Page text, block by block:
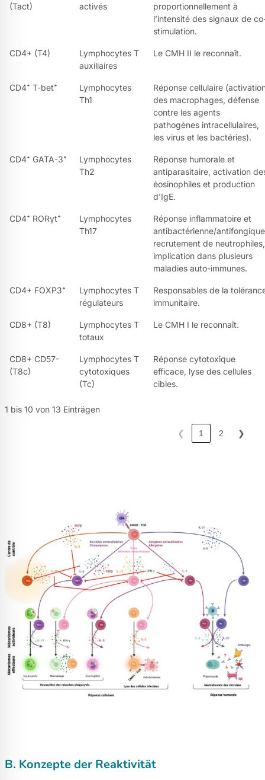
(Tact)
activés
proportionnellement à
l’intensité des signaux de
stimulation.
CD4+ (T4)
Lymphocytes T
auxiliaires
Le CMH II le reconnaît.
CD4⁺ T-bet⁺
Lymphocytes
Th1
Réponse cellulaire
des macrophages, défense
contre les agents
pathogènes intracellulaires,
les virus et les bactéries).
CD4⁺ GATA-3⁺
Lymphocytes
Th2
Réponse humorale et
antiparasitaire, activation
éosinophiles et production
d’IgE.
CD4⁺ RORγt⁺
Lymphocytes
Th17
Réponse inflammatoire et
antibactérienne/
recrutement de neutrophiles,
implication dans plusieurs
maladies auto-immunes.
CD4+ FOXP3⁺
Lymphocytes T
régulateurs
Responsables de la
immunitaire.
CD8+ (T8)
Lymphocytes T
totaux
Le CMH I le reconnaît.
CD8+ CD57-
(T8c)
Lymphocytes T
cytotoxiques
(Tc)
Réponse cytotoxique
efficace, lyse des cellules
cibles.
1 bis 10 von 13 Einträgen
❮ 1 2 ❯
B. Konzepte der Reaktivität